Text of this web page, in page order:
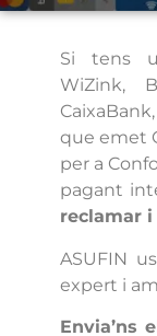
Si tens
WiZink,
que emet
per a
pagant
reclamar
ASUFIN
expert i
Envia’ns